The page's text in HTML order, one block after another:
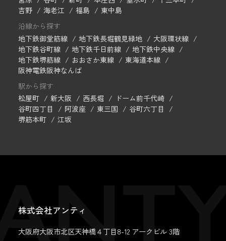
吉野
海老江 福島
東中島
沿線から探す
地下鉄御堂筋線
地下鉄長堀鶴見緑地
大阪環状線
地下鉄谷町線
地下鉄千日前線
地下鉄中央線
地下鉄堺筋線
おおさか東線
東海道本線
阪神電鉄阪神なんば
駅から探す
松屋町
新大阪 西長堀
ドーム前千代崎
谷町四丁目
阿波座 東三国
谷町六丁目
堺筋本町
江坂
株式会社アンティ
大阪府大阪市北区天神橋４丁目8-12 アークビル 3階